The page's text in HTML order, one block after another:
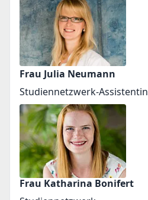
Frau Julia Neumann
Studiennetzwerk-Assistentin
Frau Katharina Bonifert